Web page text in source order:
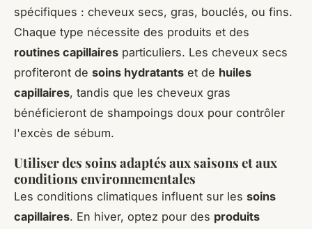
spécifiques : cheveux secs, gras, bouclés, ou fins.
Chaque type nécessite des produits et des
routines capillaires particuliers. Les cheveux secs
profiteront de soins hydratants et de huiles
capillaires, tandis que les cheveux gras
bénéficieront de shampoings doux pour contrôler
l'excès de sébum.
Utiliser des soins adaptés aux saisons et aux
conditions environnementales
Les conditions climatiques influent sur les soins
capillaires. En hiver, optez pour des produits